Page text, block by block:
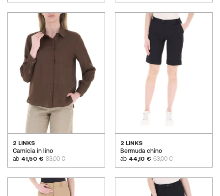
2 LINKS
Camicia in lino
ab 41,50 € 83,00 €
2 LINKS
Bermuda chino
ab 44,10 € 63,00 €